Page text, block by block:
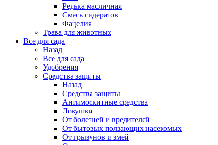
Редька масличная
Смесь сидератов
Фацелия
Трава для животных
Все для сада
Назад
Все для сада
Удобрения
Средства защиты
Назад
Средства защиты
Антимоскитные средства
Ловушки
От болезней и вредителей
От бытовых ползающих насекомых
От грызунов и змей